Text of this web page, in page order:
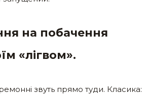
на побачення
«лігвом».
звуть прямо туди. Класика: